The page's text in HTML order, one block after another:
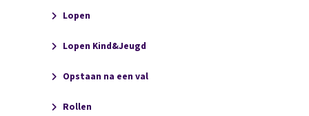
Lopen
Lopen Kind&Jeugd
Opstaan na een val
Rollen